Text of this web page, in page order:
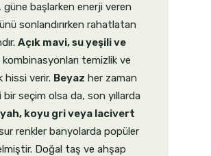
güne başlarken enerji veren
sonlandırırken rahatlatan
Açık mavi, su yeşili ve
kombinasyonları temizlik ve
hissi verir. Beyaz her zaman
bir seçim olsa da, son yıllarda
koyu gri veya lacivert
renkler banyolarda popüler
Doğal taş ve ahşap